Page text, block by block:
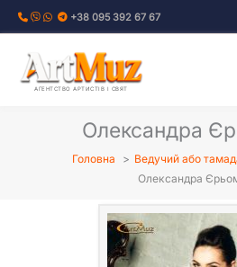
Перейти
+38 095 392 67 67
АГЕНТСТВО АРТИСТІВ І СВЯТ
Олександра
Головна
Ведучий або
Олександра